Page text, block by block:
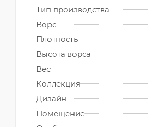
Тип производства
Ворс
Плотность
Высота ворса
Вес
Коллекция
Дизайн
Помещение